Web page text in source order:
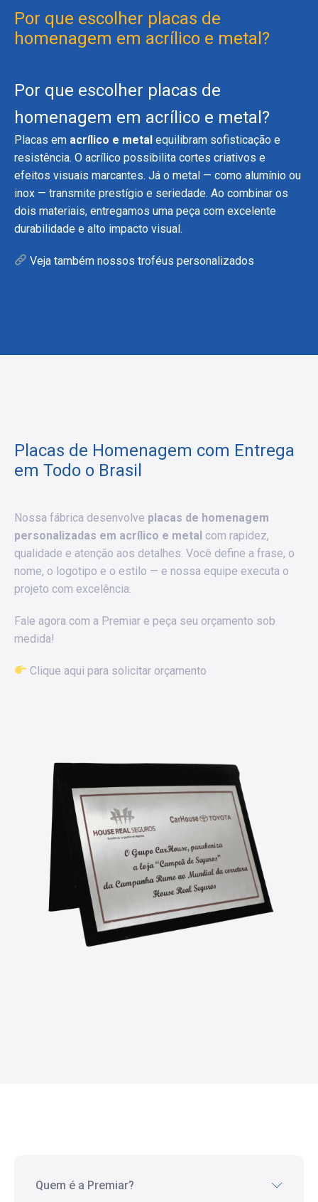
Por que escolher placas de
homenagem em acrílico e metal?
Por que escolher placas de
homenagem em acrílico e metal?
Placas em acrílico e metal equilibram sofisticação e
resistência. O acrílico possibilita cortes criativos e
efeitos visuais marcantes. Já o metal — como alumínio ou
inox — transmite prestígio e seriedade. Ao combinar os
dois materiais, entregamos uma peça com excelente
durabilidade e alto impacto visual.
Veja também nossos troféus personalizados
Placas de Homenagem com Entrega
em Todo o Brasil
Nossa fábrica desenvolve placas de homenagem
personalizadas em acrílico e metal com rapidez,
qualidade e atenção aos detalhes. Você define a frase, o
nome, o logotipo e o estilo — e nossa equipe executa o
projeto com excelência.
Fale agora com a Premiar e peça seu orçamento sob
medida!
Clique aqui para solicitar orçamento
Quem é a Premiar?